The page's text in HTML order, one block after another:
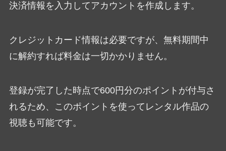
決済情報を入力してアカウントを作成します。
クレジットカード情報は必要ですが、無料期間中
に解約すれば料金は一切かかりません。
登録が完了した時点で600円分のポイントが付与さ
れるため、このポイントを使ってレンタル作品の
視聴も可能です。